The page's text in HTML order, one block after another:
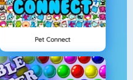
Pet Connect